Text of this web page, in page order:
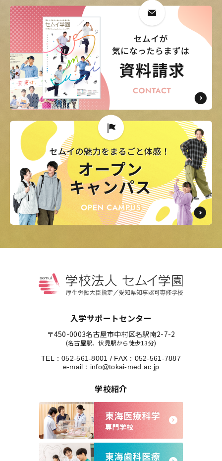
入学サポートセンター
〒450-0003名古屋市中村区名駅南2-7-2
(名古屋駅、伏見駅から徒歩13分)
TEL：052-561-8001 / FAX：052-561-7887
e-mail： info@tokai-med.ac.jp
学校紹介